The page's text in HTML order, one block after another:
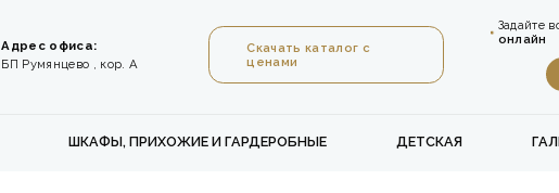
Адрес офиса:
БП Румянцево , кор. А
Скачать каталог с
ценами
Задайте
онлайн
ШКАФЫ, ПРИХОЖИЕ И ГАРДЕРОБНЫЕ ДЕТСКАЯ